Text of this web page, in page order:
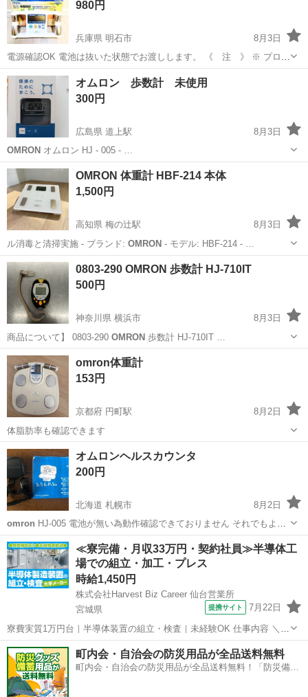
980円
兵庫県 明石市
8月3日
電源確認OK 電池は抜いた状態でお渡しします。 《 注 》 ※ プロフ
ィール必読でお願い致します。 ※出品中表示の商品は全てお取引可能
なのでお取引希望かどうかをお知らせ願います。 ※ きちんとお返事頂
け...
兵庫 明石市 コスメ/ヘルスケア 地域
オムロン 歩数計 未使用
300円
広島県 道上駅
8月3日
OMRON オムロン HJ - 005 - …
広島 福山市 その他 OMRON
OMRON 体重計 HBF-214 本体
1,500円
高知県 梅の辻駅
8月3日
ル消毒と清掃実施 - ブランド: OMRON - モデル: HBF-214 - …
高知 高知市 家庭用品
0803-290 OMRON 歩数計 HJ-710IT
500円
神奈川県 横浜市
8月3日
商品について】 0803-290 OMRON
神奈川 横浜市 生活家電
omron体重計
153円
京都府 円町駅
8月2日
体脂肪率も確認できます
京都 京都市 生活家電
オムロンヘルスカウンタ
200円
北海道 札幌市
8月2日
omron HJ-005 電池が無い為動作確認できておりません それでもよろ
しい方どうぞ ストラップに毛玉あります 写真参照 取説に傷みありま
す 写真参照 万歩計 活動量 健康管理機器 ダイエット 健康づくり 歩数
計
北海道 札幌市 その他 omron
≪寮完備・月収33万円・契約社員≫半導体工
場での組立・加工・プレス
時給1,450円
株式会社Harvest Biz Career 仙台営業所
宮城県
提携サイト 7月22日
寮費実質1万円台｜半導体装置の組立・検査｜未経験OK 仕事内容 ＼半
導体製造装置の組立・検査スタッフ／ 大手メーカー工場内で、半導体
をつくるための装置を組み立てる仕事です。 タブレットや図面を確認
しながら、ドライバ...
宮城 その他
町内会・自治会の防災用品が全品送料無料
町内会・自治会の防災用品が全品送料無料！「防災備蓄